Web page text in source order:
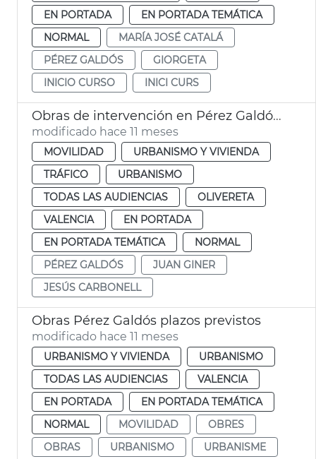
EN PORTADA
EN PORTADA TEMÁTICA
NORMAL
MARÍA JOSÉ CATALÁ
PÉREZ GALDÓS
GIORGETA
INICIO CURSO
INICI CURS
Obras de intervención en Pérez Galdós y Giorgeta
modificado hace 11 meses
MOVILIDAD
URBANISMO Y VIVIENDA
TRÁFICO
URBANISMO
TODAS LAS AUDIENCIAS
OLIVERETA
VALENCIA
EN PORTADA
EN PORTADA TEMÁTICA
NORMAL
PÉREZ GALDÓS
JUAN GINER
JESÚS CARBONELL
Obras Pérez Galdós plazos previstos
modificado hace 11 meses
URBANISMO Y VIVIENDA
URBANISMO
TODAS LAS AUDIENCIAS
VALENCIA
EN PORTADA
EN PORTADA TEMÁTICA
NORMAL
MOVILIDAD
OBRES
OBRAS
URBANISMO
URBANISME